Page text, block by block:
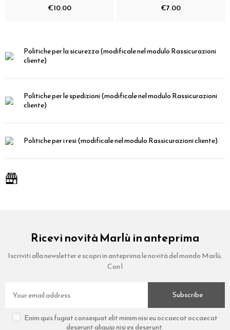
€10.00
€7.00
Politiche per la sicurezza(modificale nel modulo Rassicurazioni
cliente)
Politiche per le spedizioni(modificale nel modulo Rassicurazioni
cliente)
Politiche per i resi(modificale nel modulo Rassicurazioni cliente)
Ricevi novità Marlù in anteprima
Iscriviti alla newsletter e scopri in anteprima le novità del mondo Marlù.
Con l
Subscribe
Enim quis fugiat consequat elit minim nisi eu occaecat occaecat
deserunt aliquip nisi ex deserunt.